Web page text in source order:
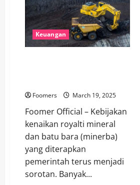
Keuangan
Foomers March 19, 2025
Foomer Official – Kebijakan
kenaikan royalti mineral
dan batu bara (minerba)
yang diterapkan
pemerintah terus menjadi
sorotan. Banyak...